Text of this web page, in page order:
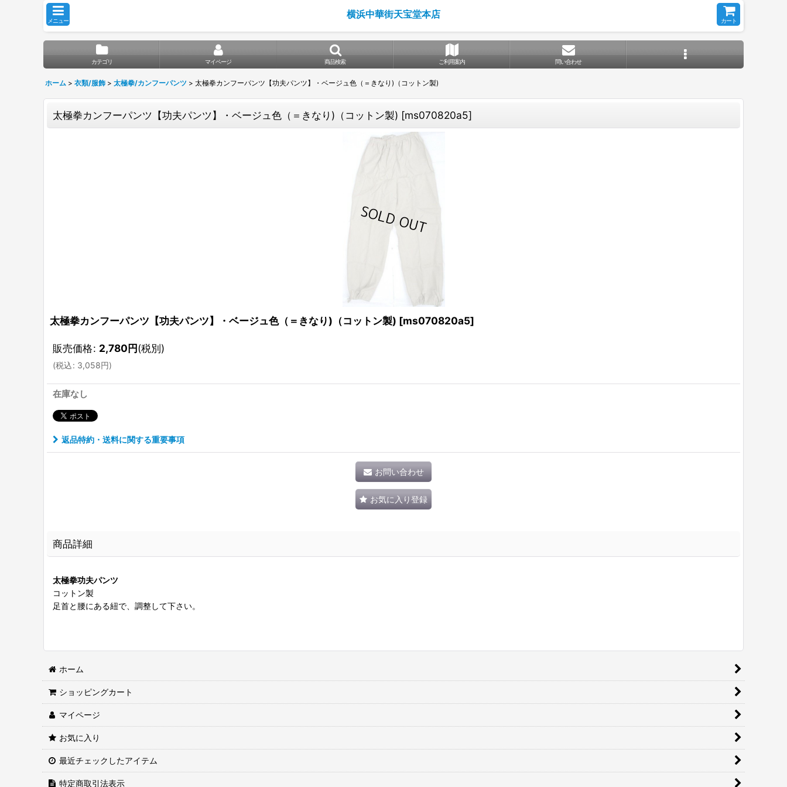
メニュー
横浜中華街天宝堂本店
カート
カテゴリ マイページ 商品検索 ご利用案内 問い合わせ
ホーム > 衣類/服飾 > 太極拳/カンフーパンツ > 太極拳カンフーパンツ【功夫パンツ】・ベージュ色（＝きなり)（コットン製)
太極拳カンフーパンツ【功夫パンツ】・ベージュ色（＝きなり)（コットン製) [ms070820a5]
太極拳カンフーパンツ【功夫パンツ】・ベージュ色（＝きなり)（コットン製) [ms070820a5]
販売価格: 2,780円(税別)
(税込: 3,058円)
在庫なし
返品特約・送料に関する重要事項
お問い合わせ
お気に入り登録
商品詳細
太極拳功夫パンツ
コットン製
足首と腰にある紐で、調整して下さい。
ホーム
ショッピングカート
マイページ
お気に入り
最近チェックしたアイテム
特定商取引法表示